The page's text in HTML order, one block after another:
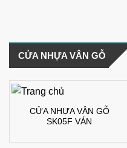
CỬA NHỰA VÂN GỖ
CỬA NHỰA VÂN GỖ
SK05F VÁN